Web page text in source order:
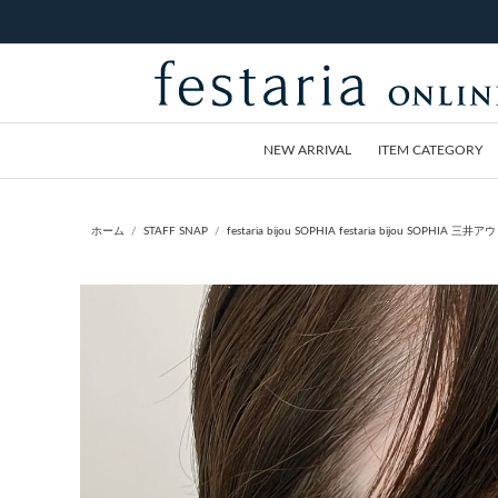
NEW ARRIVAL ITEM CATEGORY
ホーム STAFF SNAP festaria bijou SOPHIA festaria bijou SOPHIA 三井ア